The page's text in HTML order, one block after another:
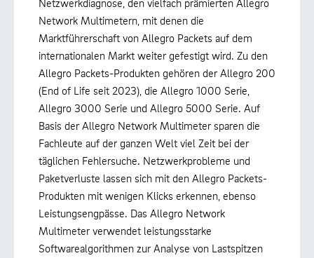
Netzwerkdiagnose, den vielfach prämierten Allegro
Network Multimetern, mit denen die
Marktführerschaft von Allegro Packets auf dem
internationalen Markt weiter gefestigt wird. Zu den
Allegro Packets-Produkten gehören der Allegro 200
(End of Life seit 2023), die Allegro 1000 Serie,
Allegro 3000 Serie und Allegro 5000 Serie. Auf
Basis der Allegro Network Multimeter sparen die
Fachleute auf der ganzen Welt viel Zeit bei der
täglichen Fehlersuche. Netzwerkprobleme und
Paketverluste lassen sich mit den Allegro Packets-
Produkten mit wenigen Klicks erkennen, ebenso
Leistungsengpässe. Das Allegro Network
Multimeter verwendet leistungsstarke
Softwarealgorithmen zur Analyse von Lastspitzen